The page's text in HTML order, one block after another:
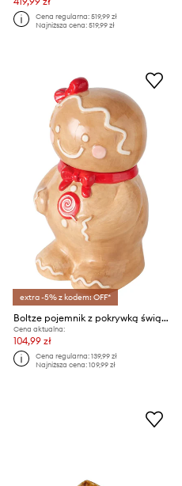
Cena regularna:519,99 zł
Najniższa cena:519,99 zł
extra -5% z kodem: OFF*
Boltze pojemnik z pokrywką świąteczny Ginger 800 ml
Cena aktualna:
104,99 zł
Cena regularna:139,99 zł
Najniższa cena:109,99 zł